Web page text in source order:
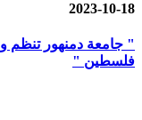
2023-10-18
" جامعة دمنهور تنظم
فلسطين "